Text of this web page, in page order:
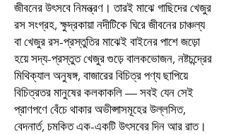
জীবনের উৎসবে নিমন্ত্রণ। তারই মাঝে গাছিদের খেজুর
রস সংগ্রহ, ক্ষুদ্রকায়া নদীটিকে ঘিরে জীবনের চাঞ্চল্য
বা খেজুর রস-প্রস্তুতির মাঝেই বাইনের পাশে জড়ো
হয়ে সদ্য-প্রস্তুত খেজুর গুড়ে বালকভোজন, নষ্টচন্দ্রের
মিথিক্যাল অনুষঙ্গ, বাজারের বিচিত্র পণ্য ছাপিয়ে
বিচিত্রতর মানুষের কলকাকলি — সবই যেন সেই
প্রাণপণে বেঁচে থাকার অভীপ্সাসমূহের উল্লসিত,
বেদনার্ত, চমকিত এক-একটি উৎসবের দিন আর রাত।